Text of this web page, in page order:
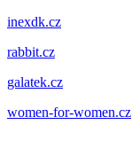
inexdk.cz
rabbit.cz
galatek.cz
women-for-women.cz